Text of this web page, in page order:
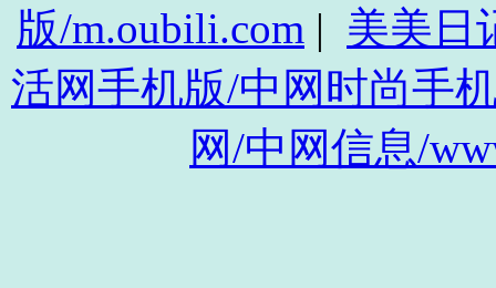
版/m.oubili.com | 美美日
活网手机版/中网时尚手
网/中网信息/